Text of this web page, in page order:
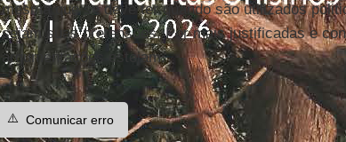
mesma que se deve ter quando são utilizados
sejam suas pretensões. Por mais justificadas e
argumentações estejam.
⚠️ Comunicar erro